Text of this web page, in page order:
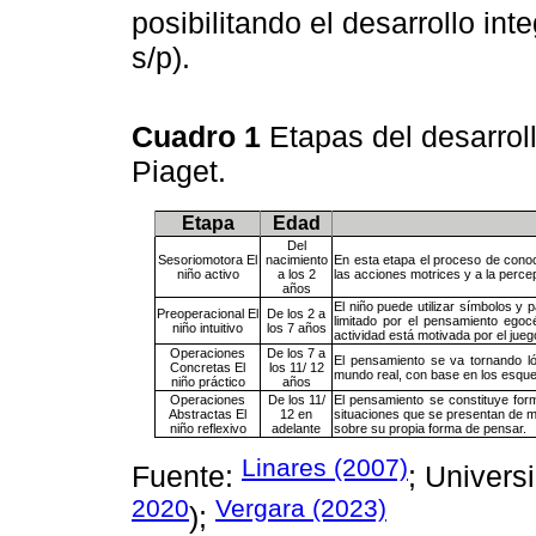
posibilitando el desarrollo
s/p).
Cuadro 1 Etapas del
Piaget.
Etapa Edad
Sesoriomotora El
niño activo
Del
nacimiento
a los 2
años
En esta etapa el proceso de
las acciones motrices y a la
Preoperacional El
niño intuitivo
De los 2 a
los 7 años
El niño puede utilizar símbolos y
limitado por el pensamiento
actividad está motivada por el
Operaciones
Concretas El
niño práctico
De los 7 a
los 11/ 12
años
El pensamiento se va tornando
mundo real, con base en los
Operaciones
Abstractas El
niño reflexivo
De los 11/
12 en
adelante
El pensamiento se constituye
situaciones que se presentan de
sobre su propia forma de pensar.
Fuente: Linares (2007);
2020); Vergara (2023)